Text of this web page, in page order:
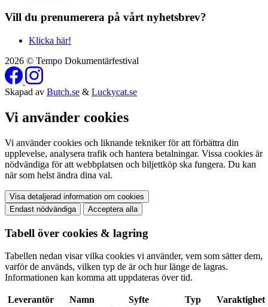
Vill du prenumerera på vårt nyhetsbrev?
Klicka här!
2026 © Tempo Dokumentärfestival
Skapad av Butch.se & Luckycat.se
Vi använder cookies
Vi använder cookies och liknande tekniker för att förbättra din
upplevelse, analysera trafik och hantera betalningar. Vissa cookies är
nödvändiga för att webbplatsen och biljettköp ska fungera. Du kan
när som helst ändra dina val.
Visa detaljerad information om cookies
Endast nödvändiga
Acceptera alla
Tabell över cookies & lagring
Tabellen nedan visar vilka cookies vi använder, vem som sätter dem,
varför de används, vilken typ de är och hur länge de lagras.
Informationen kan komma att uppdateras över tid.
Leverantör Namn Syfte Typ Varaktighet